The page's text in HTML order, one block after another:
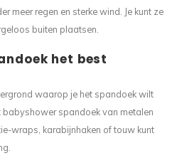
meer regen en sterke wind. Je kunt ze
buiten plaatsen.
het best
waarop je het spandoek wilt
spandoek van metalen
wraps, karabijnhaken of touw kunt